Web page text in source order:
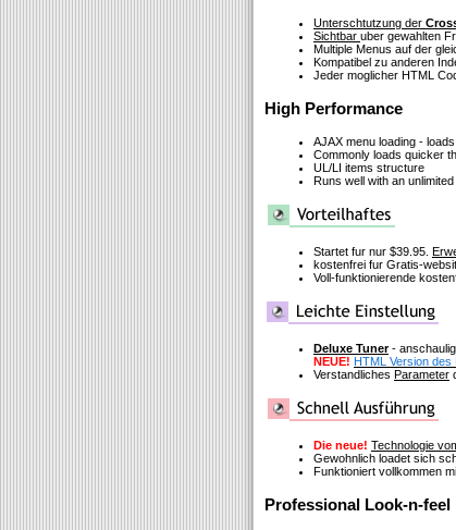
Unterschtutzung der
Sichtbar uber gewahlten
Multiple Menus auf der
Kompatibel zu anderen
Jeder moglicher HTML
High Performance
AJAX menu loading -
Commonly loads quicker
UL/LI items structure
Runs well with an
Startet fur nur $39.95.
kostenfrei fur Gratis-
Voll-funktionierende
Deluxe Tuner-
NEUE! HTML Version des
Verstandliches Parameter
Die neue! Technologie
Gewohnlich loadet sich
Funktioniert vollkommen
Professional Look-n-feel